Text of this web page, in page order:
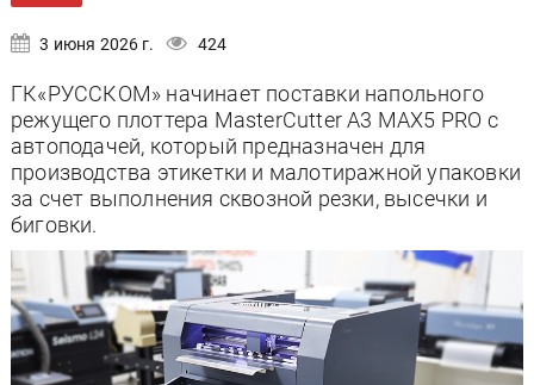
3 июня 2026 г. 424
ГК«РУССКОМ» начинает поставки напольного
режущего плоттера MasterCutter A3 MAX5 PRO с
автоподачей, который предназначен для
производства этикетки и малотиражной упаковки
за счет выполнения сквозной резки, высечки и
биговки.